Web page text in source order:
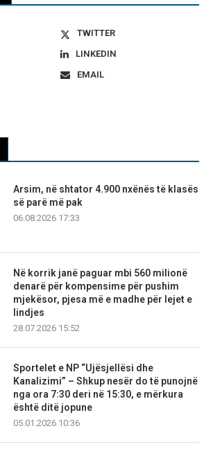
TWITTER
LINKEDIN
EMAIL
Arsim, në shtator 4.900 nxënës të klasës
së parë më pak
06.08.2026 17:33
Në korrik janë paguar mbi 560 milionë
denarë për kompensime për pushim
mjekësor, pjesa më e madhe për lejet e
lindjes
28.07.2026 15:52
Sportelet e NP “Ujësjellësi dhe
Kanalizimi” – Shkup nesër do të punojnë
nga ora 7:30 deri në 15:30, e mërkura
është ditë jopune
05.01.2026 10:36